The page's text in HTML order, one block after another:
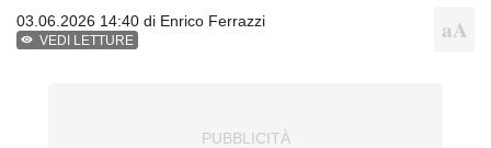
03.06.2026 14:40 di Enrico Ferrazzi
VEDI LETTURE